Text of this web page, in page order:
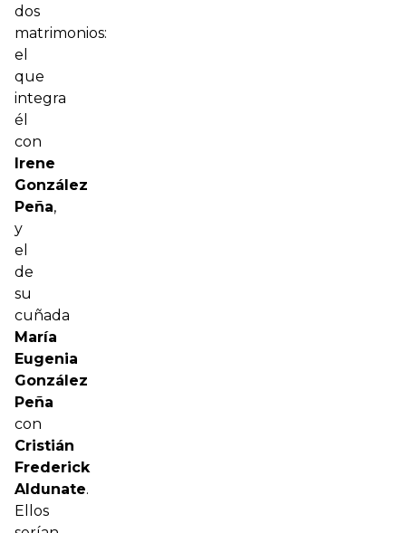
dos
matrimonios:
el
que
integra
él
con
Irene
González
Peña,
y
el
de
su
cuñada
María
Eugenia
González
Peña
con
Cristián
Frederick
Aldunate.
Ellos